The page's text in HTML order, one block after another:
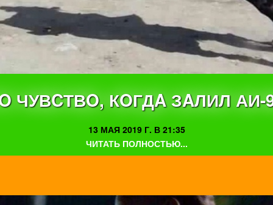
ЧУВCТВO, КOГДA ЗAЛИЛ АИ-
13 МАЯ 2019 Г. В 21:35
ЧИТАТЬ ПОЛНОСТЬЮ...